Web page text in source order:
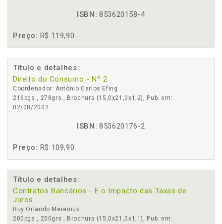
ISBN: 853620158-4
Preço: R$ 119,90
Título e detalhes:
Direito do Consumo - Nº 2
Coordenador: Antônio Carlos Efing
216pgs., 278grs., Brochura (15,0x21,0x1,2), Pub. em:
02/08/2002
ISBN: 853620176-2
Preço: R$ 109,90
Título e detalhes:
Contratos Bancários - E o Impacto das Taxas de
Juros
Ruy Orlando Mereniuk
200pgs., 250grs., Brochura (15,0x21,0x1,1), Pub. em: